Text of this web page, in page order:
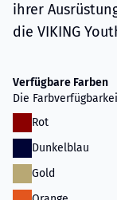
ihrer
die VIKING
Verfügbare Farben
Die
Rot
Dunkelblau
Gold